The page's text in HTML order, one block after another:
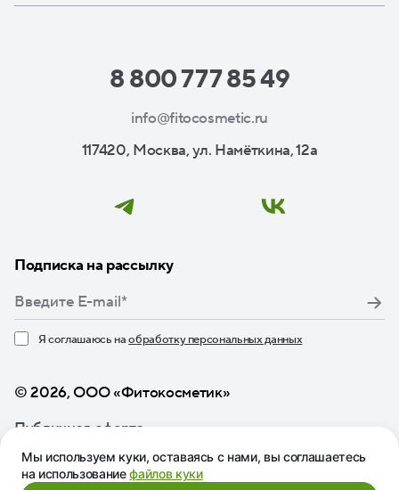
8 800 777 85 49
info@fitocosmetic.ru
117420, Москва, ул. Намёткина, 12а
Подписка на рассылку
Я соглашаюсь наобработку персональных данных
© 2026, ООО «Фитокосметик»
Публичная оферта
Мы используем куки, оставаясь с нами, вы соглашаетесь
на использованиефайлов куки